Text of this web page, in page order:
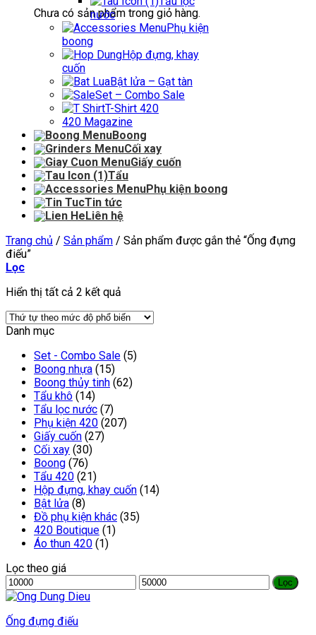
Chưa có sản phẩm trong giỏ hàng.
nước
Phụ kiện
boong
Hộp đựng, khay
cuốn
Bật lửa – Gạt tàn
Set – Combo Sale
T-Shirt 420
420 Magazine
Boong
Cối xay
Giấy cuốn
Tẩu
Phụ kiện boong
Tin tức
Liên hệ
Trang chủ / Sản phẩm / Sản phẩm được gắn thẻ “Ống đựng
điếu”
Lọc
Hiển thị tất cả 2 kết quả
Danh mục
Set - Combo Sale (5)
Boong nhựa (15)
Boong thủy tinh (62)
Tẩu khô (14)
Tẩu lọc nước (7)
Phụ kiện 420 (207)
Giấy cuốn (27)
Cối xay (30)
Boong (76)
Tẩu 420 (21)
Hộp đựng, khay cuốn (14)
Bật lửa (8)
Đồ phụ kiện khác (35)
420 Boutique (1)
Áo thun 420 (1)
Lọc theo giá
Lọc
Ống đựng điếu